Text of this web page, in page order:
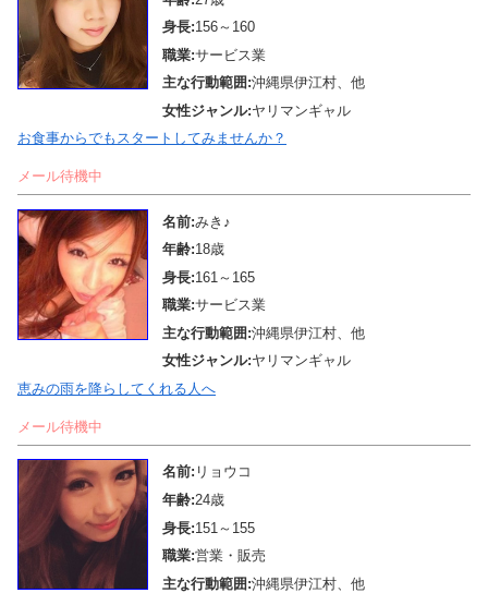
身長:156～160
職業:サービス業
主な行動範囲:沖縄県伊江村、他
女性ジャンル:ヤリマンギャル
お食事からでもスタートしてみませんか？
メール待機中
名前:みき♪
年齢:18歳
身長:161～165
職業:サービス業
主な行動範囲:沖縄県伊江村、他
女性ジャンル:ヤリマンギャル
恵みの雨を降らしてくれる人へ
メール待機中
名前: リョウコ
年齢:24歳
身長:151～155
職業:営業・販売
主な行動範囲:沖縄県伊江村、他